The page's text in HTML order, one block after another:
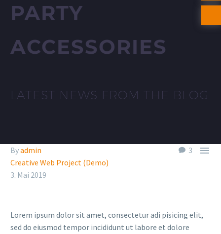
PARTY
ACCESSORIES
LATEST NEWS FROM THE BLOG
3 
Byadmin
Creative Web Project (Demo)
3. Mai 2019
Lorem ipsum dolor sit amet, consectetur adi pisicing elit,
sed do eiusmod tempor incididunt ut labore et dolore